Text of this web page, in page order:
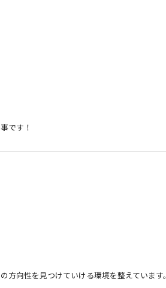
です！
向性を見つけていける環境を整えています。